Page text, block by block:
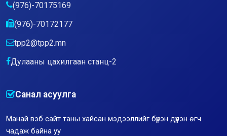
(976)-70175169
(976)-70172177
tpp2@tpp2.mn
Дулааны цахилгаан станц-2
Санал асуулга
Манай вэб сайт таны хайсан мэдээллийг бүрэн дүүрэн өгч
чадаж байна уу